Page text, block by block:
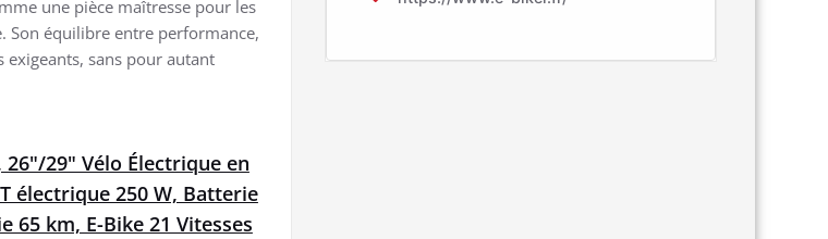
une pièce maîtresse pour les
Son équilibre entre performance,
sans pour autant
29" Vélo Électrique en
électrique 250 W, Batterie
65 km, E-Bike 21 Vitesses